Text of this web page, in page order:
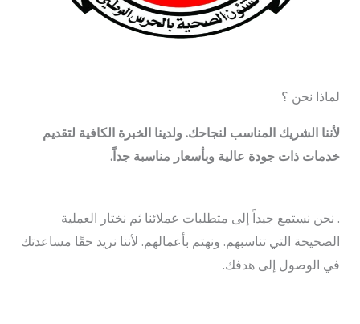
لماذا نحن ؟
لأننا الشريك المناسب لنجاحك. ولدينا الخبرة الكافية لتقديم
خدمات ذات جودة عالية وبأسعار مناسبة جداً.
. نحن نستمع جيداً إلى متطلبات عملائنا ثم نختار العملية
الصحيحة التي تناسبهم. ونهتم بأعمالهم. لأننا نريد حقًا مساعدتك
في الوصول إلى هدفك.